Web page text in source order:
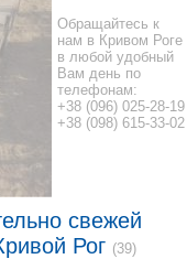
Обращайтесь к
нам в Кривом Роге
в любой удобный
Вам день по
телефонам:
+38 (096) 025-28-19
+38 (098) 615-33-02
свежей
Рог (39)